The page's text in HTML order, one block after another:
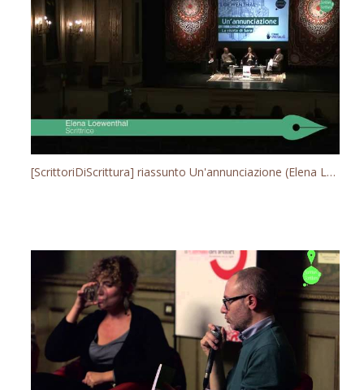
[ScrittoriDiScrittura] riassunto Un'annunciazione (Elena Loewenthal)